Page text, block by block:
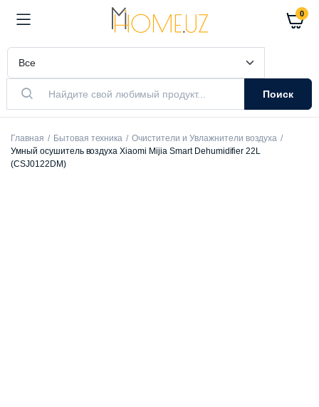
0
Поиск
Главная Бытовая техника
Очистители и Увлажнители воздуха
Умный осушитель воздуха Xiaomi Mijia Smart Dehumidifier 22L
(CSJ0122DM)